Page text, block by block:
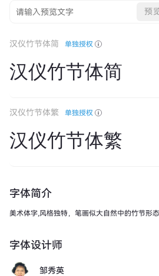
预
汉仪竹节体简 单独授权
汉仪竹节体简
汉仪竹节体繁 单独授权
汉仪竹节体繁
字体简介
美术体字,风格独特，笔画似大自然中的竹节形
字体设计师
邹秀英